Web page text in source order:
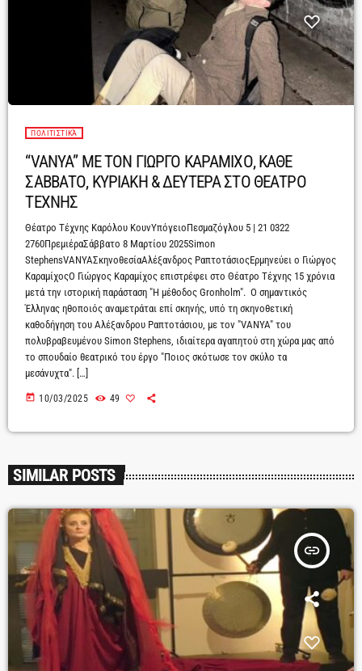
ΠΟΛΙΤΙΣΤΙΚΆ
“VANYA” ΜΕ ΤΟΝ ΓΙΩΡΓΟ ΚΑΡΑΜΙΧΟ, ΚΑΘΕ
ΣΑΒΒΑΤΟ, ΚΥΡΙΑΚΗ & ΔΕΥΤΕΡΑ ΣΤΟ ΘΕΑΤΡΟ
ΤΕΧΝΗΣ
Θέατρο Τέχνης Καρόλου ΚουνΥπόγειοΠεσμαζόγλου 5 | 21 0322
2760ΠρεμιέραΣάββατο 8 Μαρτίου 2025Simon
StephensVANYAΣκηνοθεσίαΑλέξανδρος ΡαπτοτάσιοςΕρμηνεύει ο Γιώργος
ΚαραμίχοςΟ Γιώργος Καραμίχος επιστρέφει στο Θέατρο Τέχνης 15 χρόνια
μετά την ιστορική παράσταση "Η μέθοδος Gronholm". Ο σημαντικός
Έλληνας ηθοποιός αναμετράται επί σκηνής, υπό τη σκηνοθετική
καθοδήγηση του Αλέξανδρου Ραπτοτάσιου, με τον "VANYA" του
πολυβραβευμένου Simon Stephens, ιδιαίτερα αγαπητού στη χώρα μας από
το σπουδαίο θεατρικό του έργο "Ποιος σκότωσε τον σκύλο τα
μεσάνυχτα". […]
today 10/03/2025 49
SIMILAR POSTS
insert_link